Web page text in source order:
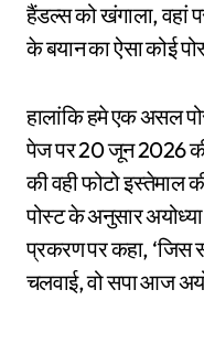
हैंडल्स को खंगाला, वहां
के बयान का ऐसा कोई
हालांकि हमे एक असल
पेज पर 20 जून 2026 की
की वही फोटो इस्तेमाल
पोस्ट के अनुसार अयोध्या
प्रकरण पर कहा, ‘जिस
चलवाई, वो सपा आज